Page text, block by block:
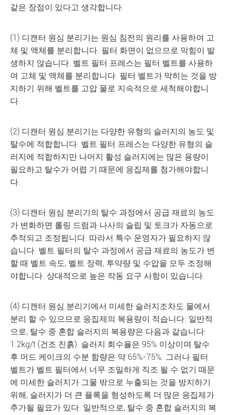
같은 장점이 있다고 생각합니다.
(1) 디캔터 원심 분리기는 원심 침전의 원리를 사용하여 고
체 및 액체를 분리합니다. 필터 화면이 없으므로 막힘이 발
생하지 않습니다. 벨트 필터 프레스는 필터 벨트를 사용하
여 고체 및 액체를 분리합니다. 필터 벨트가 막히는 것을 방
지하기 위해 벨트를 고압 물로 지속적으로 세척해야합니
다.
(2) 디캔터 원심 분리기는 다양한 유형의 슬러지의 농도 및
탈수에 적합합니다. 벨트 필터 프레스는 다양한 유형의 슬
러지에 적합하지만 나머지 활성 슬러지에는 많은 용량이
필요하고 탈수가 어렵 기 때문에 응집제를 첨가해야합니
다.
(3) 디캔터 원심 분리기의 탈수 과정에서 공급 재료의 농도
가 변화하면 롤링 드럼과 나사의 슬립 및 토크가 자동으로
추적되고 조정됩니다. 따라서 특수 운영자가 필요하지 않
습니다. 벨트 필터의 탈수 과정에서 공급 재료의 농도가 변
할 때 벨트 속도, 벨트 장력, 투약량 및 수압을 모두 조정해
야합니다. 상대적으로 높은 작동 요구 사항이 있습니다.
(4) 디캔터 원심 분리기에서 미세한 슬러지조차도 물에서
분리 할 수 있으므로 응집제의 복용량이 적습니다. 일반적
으로, 탈수 중 혼합 슬러지의 복용량은 다음과 같습니다:
1.2kg/t (건조 진흙). 슬러지 회수율은 95% 이상이며 탈수
후 머드 케이크의 수분 함량은 약 65%-75%. 그러나 필터
벨트가 벨트 필터에서 너무 조밀하게 직조 될 수 없기 때문
에 미세한 슬러지가 그물 밖으로 누출되는 것을 방지하기
위해, 슬러지가 더 큰 플록을 형성하도록 더 많은 응집제가
추가될 필요가 있다. 일반적으로, 탈수 중 혼합 슬러지의 복